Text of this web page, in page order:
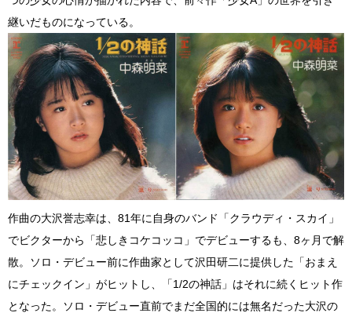
継いだものになっている。
作曲の大沢誉志幸は、81年に自身のバンド「クラウディ・スカイ」
でビクターから「悲しきコケコッコ」でデビューするも、8ヶ月で解
散。ソロ・デビュー前に作曲家として沢田研二に提供した「おまえ
にチェックイン」がヒットし、「1/2の神話」はそれに続くヒット作
となった。ソロ・デビュー直前でまだ全国的には無名だった大沢の